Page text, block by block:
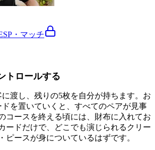
・マッチ
トロールする
渡し、残りの5枚を自分が持ちます。お
を置いていくと、すべてのペアが見事
コースを終える頃には、財布に入れてお
ードだけで、どこでも演じられるクリー
ピースが身についているはずです。